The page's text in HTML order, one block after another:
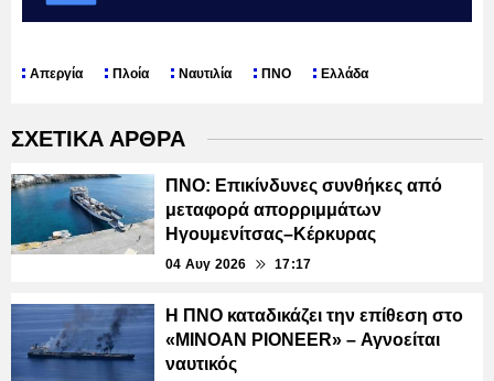
Απεργία Πλοία Ναυτιλία ΠΝΟ Ελλάδα
ΣΧΕΤΙΚΑ ΑΡΘΡΑ
ΠΝΟ: Επικίνδυνες συνθήκες από
μεταφορά απορριμμάτων
Ηγουμενίτσας–Κέρκυρας
04 Αυγ 2026 17:17
Η ΠΝΟ καταδικάζει την επίθεση στο
«MINOAN PIONEER» – Αγνοείται
ναυτικός